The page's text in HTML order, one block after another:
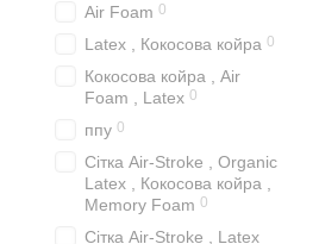
Air Foam 0
Latex , Кокосова койра 0
Кокосова койра , Air
Foam , Latex 0
ппу 0
Сітка Air-Stroke , Organic
Latex , Кокосова койра ,
Memory Foam 0
Сітка Air-Stroke , Latex